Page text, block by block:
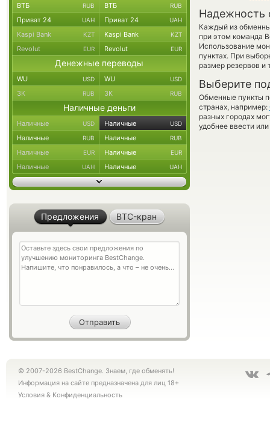
Надежность
Каждый из
при этом команда
Использование
пунктах. При
размер резервов и
Выберите
Обменные пункты
странах, например:
разных городах
удобнее ввести
ВТБ RUB ВТБ RUB
Приват 24 UAH Приват 24 UAH
Kaspi Bank KZT Kaspi Bank KZT
Revolut EUR Revolut EUR
Денежные переводы
WU USD WU USD
ЗК RUB ЗК RUB
Наличные деньги
Наличные USD Наличные USD
Наличные RUB Наличные RUB
Наличные EUR Наличные EUR
Наличные UAH Наличные UAH
Предложения BTC-кран
© 2007-2026 BestChange. Знаем, где обменять!
Информация на сайте предназначена для лиц 18+
Условия & Конфиденциальность